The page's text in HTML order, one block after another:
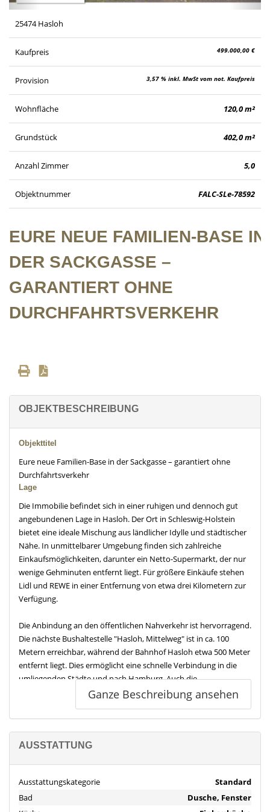
25474 Hasloh
Kaufpreis 499.000,00 €
Provision 3,57 % inkl. MwSt vom not. Kaufpreis
Wohnfläche 120,0 m²
Grundstück 402,0 m²
Anzahl Zimmer 5,0
Objektnummer FALC-SLe-78592
EURE NEUE FAMILIEN-BASE IN
DER SACKGASSE –
GARANTIERT OHNE
DURCHFAHRTSVERKEHR
OBJEKTBESCHREIBUNG
Objekttitel
Eure neue Familien-Base in der Sackgasse – garantiert ohne
Durchfahrtsverkehr
Lage
Die Immobilie befindet sich in einer ruhigen und dennoch gut
angebundenen Lage in Hasloh. Der Ort in Schleswig-Holstein
bietet eine ideale Mischung aus ländlicher Idylle und städtischer
Nähe. In unmittelbarer Umgebung finden sich zahlreiche
Einkaufsmöglichkeiten, darunter ein Netto-Supermarkt, der nur
wenige Gehminuten entfernt liegt. Für größere Einkäufe stehen
Lidl und REWE in einer Entfernung von etwa drei Kilometern zur
Verfügung.
Die Anbindung an den öffentlichen Nahverkehr ist hervorragend.
Die nächste Bushaltestelle "Hasloh, Mittelweg" ist in ca. 100
Metern erreichbar, während der Bahnhof Hasloh etwa 500 Meter
entfernt liegt. Dies ermöglicht eine schnelle Verbindung in die
umliegenden Städte und nach Hamburg. Auch die
Autobahnauffahrt zur A7 ist in ca. drei Kilometern erreichbar,
Für Familien mit Kindern ist die Umgebung besonders attraktiv,
da zahlreiche Sportstätten und Parks in der Nähe sind. Der neu
Team Nord ist nur ca. 760 Meter entfernt und bietet vielfältige
Freizeitmöglichkeiten. Der Sonnenuhr-Park lädt zu entspannten
Ganze Beschreibung ansehen
AUSSTATTUNG
Ausstattungskategorie
Standard
Bad
Dusche, Fenster